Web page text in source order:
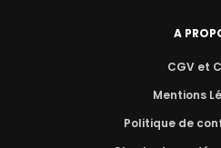
A
CGV et
Mentions
Politique de